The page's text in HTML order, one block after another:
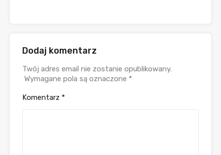
Dodaj komentarz
Twój adres email nie zostanie opublikowany.
Wymagane pola są oznaczone *
Komentarz *